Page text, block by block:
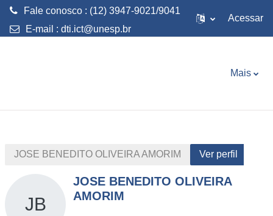
Fale conosco : (12) 3947-9021/9041
E-mail : dti.ict@unesp.br
Acessar
Mais
JOSE BENEDITO OLIVEIRA AMORIM Ver perfil
JB
JOSE BENEDITO OLIVEIRA
AMORIM